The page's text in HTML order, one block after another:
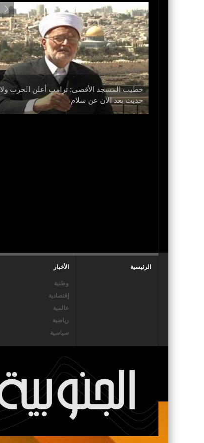
خطيب المسجد الأقصى: ترامب أعلن الحرب ولا
حديث بعد الآن عن سلام
الرئيسية الأخبار
وطنية
إقتصادية
عالمية
رياضية
سياسية